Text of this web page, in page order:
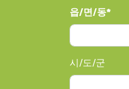
읍/면/동
시/도/군